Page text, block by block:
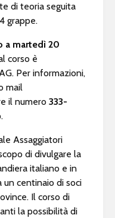
di teoria seguita
grappe.
a martedì 20
corso è
Per informazioni,
mail
il numero 333-
Assaggiatori
di divulgare la
italiano e in
un centinaio di soci
Il corso di
la possibilità di